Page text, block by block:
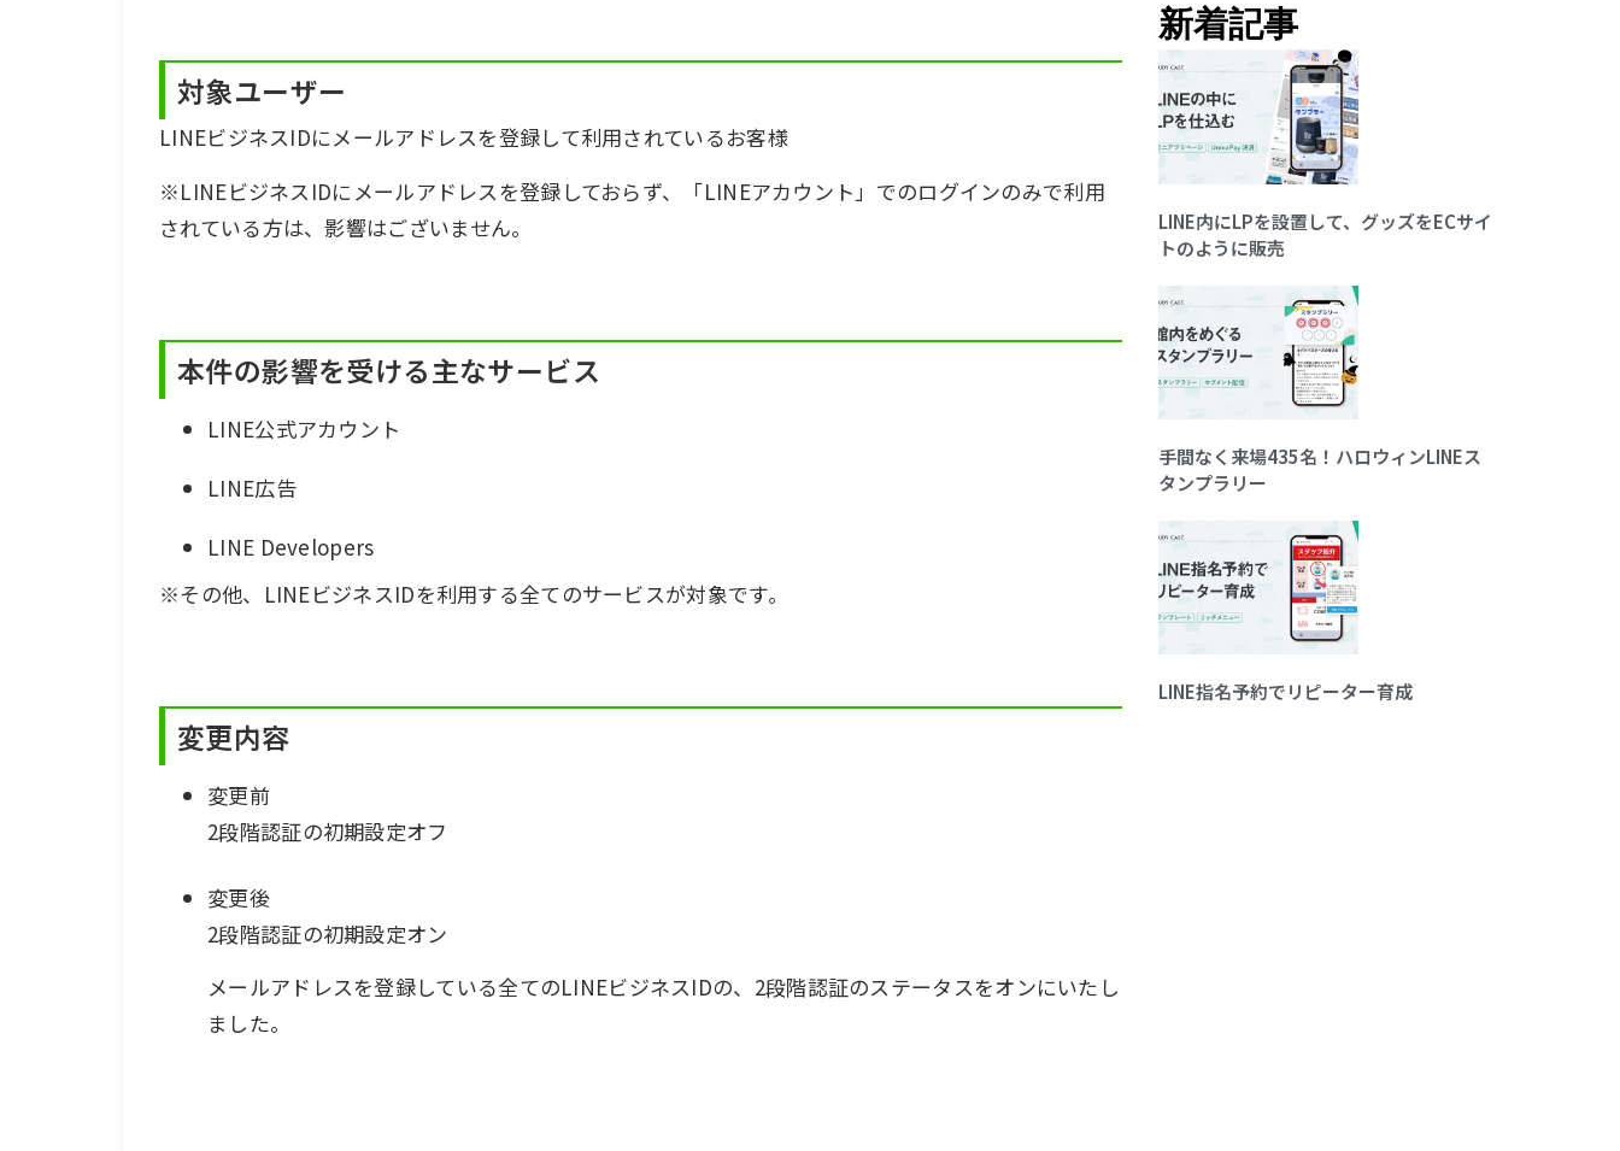
対象ユーザー
LINEビジネスIDにメールアドレスを登録して利用されているお客様
※LINEビジネスIDにメールアドレスを登録しておらず、「LINEアカウント」でのログインのみで利用
されている方は、影響はございません。
本件の影響を受ける主なサービス
LINE公式アカウント
LINE広告
LINE Developers
※その他、LINEビジネスIDを利用する全てのサービスが対象です。
変更内容
変更前
2段階認証の初期設定オフ
変更後
2段階認証の初期設定オン
メールアドレスを登録している全てのLINEビジネスIDの、2段階認証のステータスをオンにいたし
ました。
新着記事
LINE内にLPを設置して、グッズをECサイ
トのように販売
手間なく来場435名！ハロウィンLINEス
タンプラリー
LINE指名予約でリピーター育成